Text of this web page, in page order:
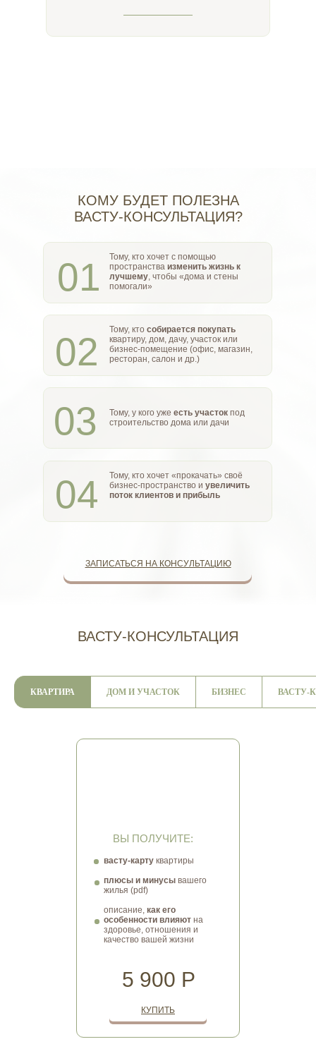
КОМУ БУДЕТ ПОЛЕЗНА
ВАСТУ-КОНСУЛЬТАЦИЯ?
Тому, кто хочет с помощью
пространства изменить жизнь к
лучшему, чтобы «дома и стены
помогали»
01
Тому, кто собирается покупать
квартиру, дом, дачу, участок или
бизнес-помещение (офис, магазин,
ресторан, салон и др.)
02
Тому, у кого уже есть участок под
строительство дома или дачи
03
Тому, кто хочет «прокачать» своё
бизнес-пространство и увеличить
поток клиентов и прибыль
04
ЗАПИСАТЬСЯ НА КОНСУЛЬТАЦИЮ
ВАСТУ-КОНСУЛЬТАЦИЯ
КВАРТИРА ДОМ И УЧАСТОК БИЗНЕС ВАСТУ-
васту-карту квартиры
плюсы и минусы вашего
жилья (pdf)
описание, как его
особенности влияют на
здоровье, отношения и
качество вашей жизни
5 900 Р
КУПИТЬ
ВЫ ПОЛУЧИТЕ: